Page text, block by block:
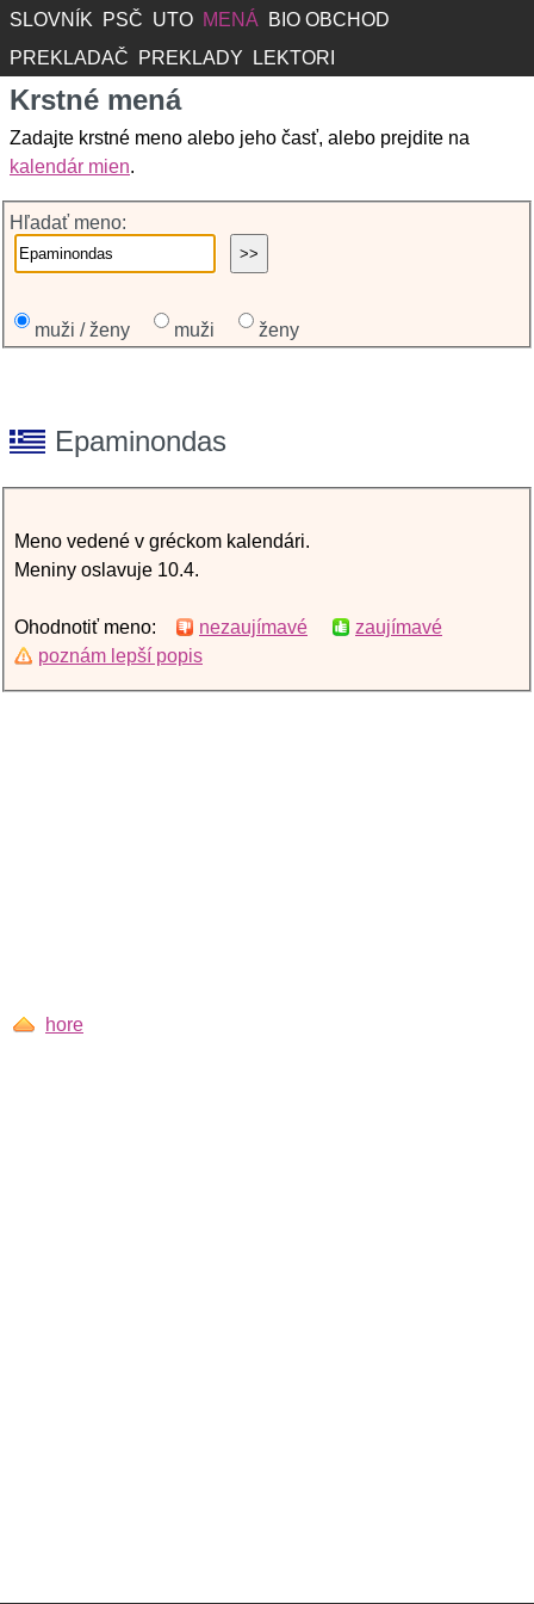
SLOVNÍK PSČ UTO MENÁ
BIO OBCHOD
PREKLADAČ
PREKLADY LEKTORI
Krstné mená
Zadajte krstné meno alebo jeho časť, alebo prejdite na
kalendár mien.
Hľadať meno:
muži / ženy muži ženy
Epaminondas
Meno vedené v gréckom kalendári.
Meniny oslavuje 10.4.
Ohodnotiť meno: nezaujímavé
zaujímavé
poznám lepší popis
hore